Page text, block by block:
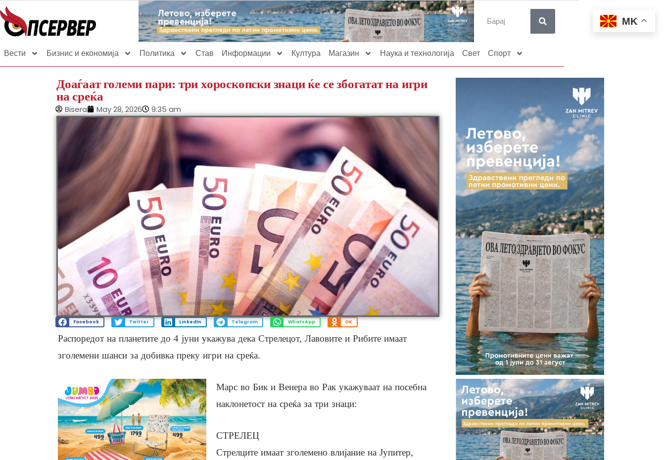
Вести Бизнис и економија Политика Став Информации Култура Магазин Наука и технологија Свет Спорт
Доаѓаат големи пари: три хороскопски знаци ќе се збогатат на игри
на среќа
Bisera May 28, 2026 9:35 am
Facebook Twitter LinkedIn Telegram WhatsApp OK
Распоредот на планетите до 4 јуни укажува дека Стрелецот, Лавовите и Рибите имаат
зголемени шанси за добивка преку игри на среќа.
Марс во Бик и Венера во Рак укажуваат на посебна
наклонетост на среќа за три знаци:
СТРЕЛЕЦ
Стрелците имаат зголемено влијание на Јупитер,
MK